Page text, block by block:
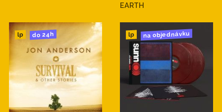
EARTH
lp do 24h lp na objednávku